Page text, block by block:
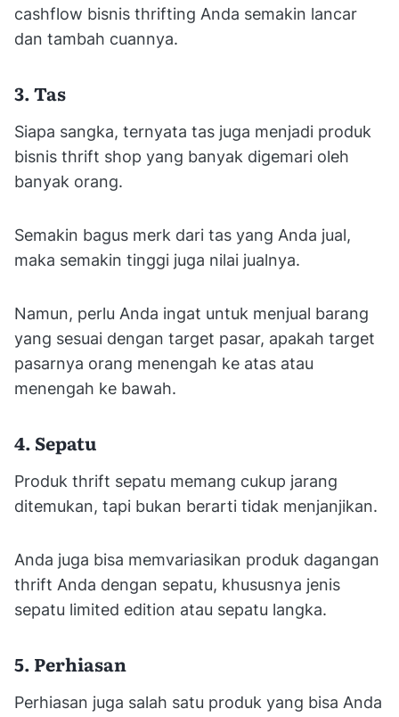
cashflow bisnis thrifting Anda semakin lancar
dan tambah cuannya.
3. Tas
Siapa sangka, ternyata tas juga menjadi produk
bisnis thrift shop yang banyak digemari oleh
banyak orang.
Semakin bagus merk dari tas yang Anda jual,
maka semakin tinggi juga nilai jualnya.
Namun, perlu Anda ingat untuk menjual barang
yang sesuai dengan target pasar, apakah target
pasarnya orang menengah ke atas atau
menengah ke bawah.
4. Sepatu
Produk thrift sepatu memang cukup jarang
ditemukan, tapi bukan berarti tidak menjanjikan.
Anda juga bisa memvariasikan produk dagangan
thrift Anda dengan sepatu, khususnya jenis
sepatu limited edition atau sepatu langka.
5. Perhiasan
Perhiasan juga salah satu produk yang bisa Anda